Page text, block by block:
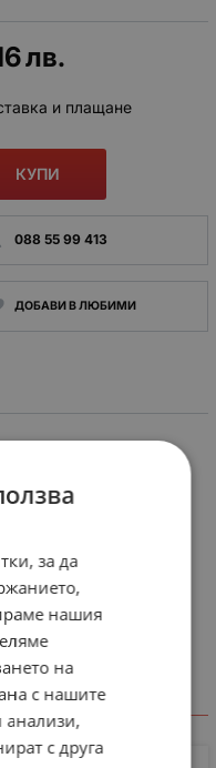
лв.
и плащане
КУПИ
088 55 99 413
ДОБАВИ В ЛЮБИМИ
за да
нашия
на
с нашите
анализи,
с друга